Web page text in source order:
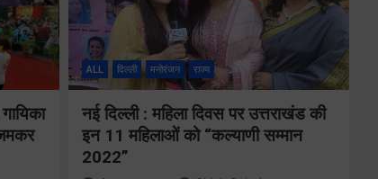
ALL दिल्ली मनोरंजन राज्य
नई दिल्ली : महिला दिवस पर उत्तराखंड की
इन 11 महिलाओं को “कल्याणी सम्मान
2022”
खेल महाकुंभ
2026ः 01
सितंबर से सजेगा
मुख्यमंत्री
चैंम्पियनशिप